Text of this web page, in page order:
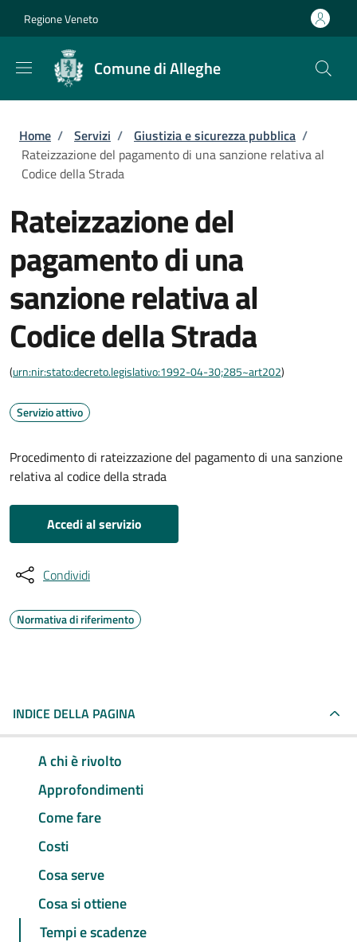
Regione Veneto
Comune di Alleghe
Briciole di pane
Home / Servizi / Giustizia e sicurezza pubblica /
Rateizzazione del pagamento di una sanzione relativa al
Codice della Strada
Rateizzazione del
pagamento di una
sanzione relativa al
Codice della Strada
(urn:nir:stato:decreto.legislativo:1992-04-30;285~art202)
Servizio attivo
Procedimento di rateizzazione del pagamento di una sanzione
relativa al codice della strada
Accedi al servizio
Condividi
Normativa di riferimento
INDICE DELLA PAGINA
A chi è rivolto
Approfondimenti
Come fare
Costi
Cosa serve
Cosa si ottiene
Tempi e scadenze